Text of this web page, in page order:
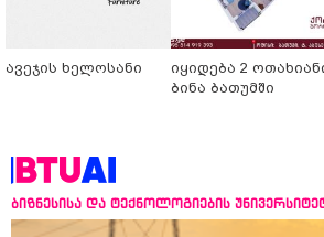
ავეჯის ხელოსანი
იყიდება 2
ბინა ბათუმში
ბიზნესისა და ტექნოლოგიების